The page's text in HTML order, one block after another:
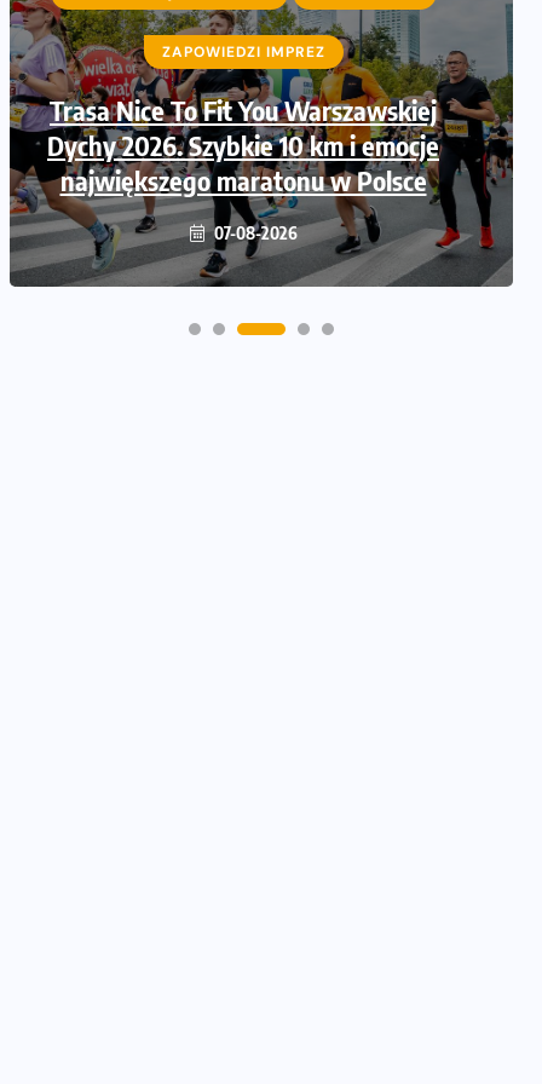
ZAPOWIEDZI IMPREZ
Trasa Nice To Fit You Warszawskiej
Dychy 2026. Szybkie 10 km i emocje
największego maratonu w Polsce
07-08-2026
ZAPOWIEDZI IMPREZ
Ruszają zapisy na Nice To Fit You
Mini Maraton przy okazji 48.
Maratonu Warszawskiego
06-08-2026